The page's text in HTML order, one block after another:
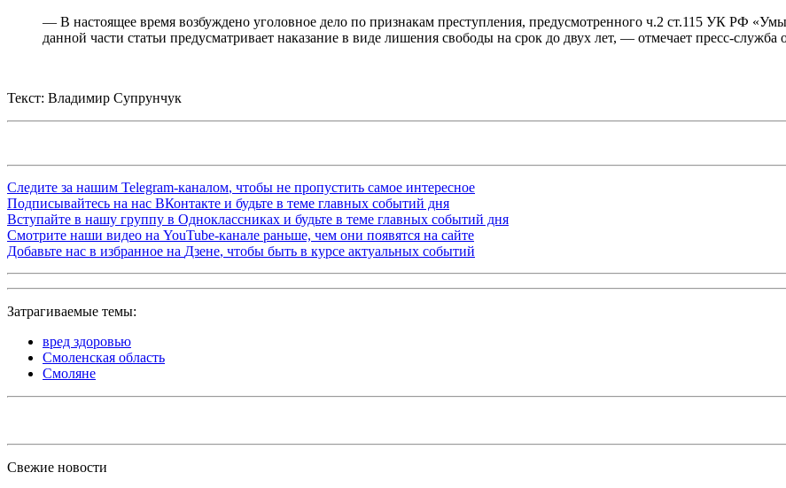
— В настоящее время возбуждено уголовное дело по признакам преступления, предусмотренного ч.2 ст.115 УК РФ
данной части статьи предусматривает наказание в виде лишения свободы на срок до двух лет, — отмечает пресс-
Текст: Владимир Супрунчук
Следите за нашим Telegram-каналом, чтобы не пропустить самое интересное
Подписывайтесь на нас ВКонтакте и будьте в теме главных событий дня
Вступайте в нашу группу в Одноклассниках и будьте в теме главных событий дня
Смотрите наши видео на YouTube-канале раньше, чем они появятся на сайте
Добавьте нас в избранное на Дзене, чтобы быть в курсе актуальных событий
Затрагиваемые темы:
вред здоровью
Смоленская область
Смоляне
Свежие новости